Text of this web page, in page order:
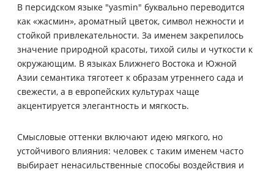
В персидском языке "yasmin" буквально переводится
как «жасмин», ароматный цветок, символ нежности и
стойкой привлекательности. За именем закрепилось
значение природной красоты, тихой силы и чуткости к
окружающим. В языках Ближнего Востока и Южной
Азии семантика тяготеет к образам утреннего сада и
свежести, а в европейских культурах чаще
акцентируется элегантность и мягкость.
Смысловые оттенки включают идею мягкого, но
устойчивого влияния: человек с таким именем часто
выбирает ненасильственные способы воздействия и